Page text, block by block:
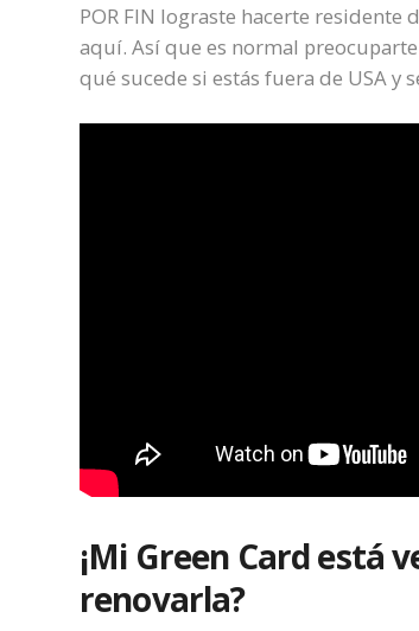
POR FIN lograste hacerte
aquí. Así que es normal
qué sucede si estás fuera de USA y
¡Mi Green Card está
renovarla?